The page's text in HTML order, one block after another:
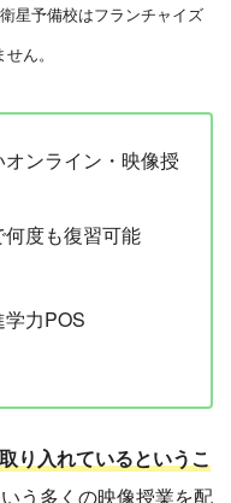
星予備校はフランチャイズ
ん。
ンライン・映像授
度も復習可能
力POS
り入れているというこ
う多くの映像授業を配